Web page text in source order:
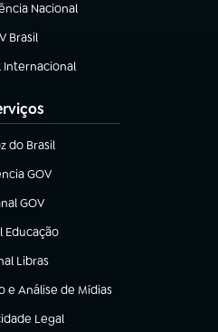
Nacional
nova aba)
Brasilem nova aba)
Internacional
nova aba)
do Brasil
em nova aba)
GOV
em nova aba)
GOV
em nova aba)
Educação
nova aba)
Libras
em nova aba)
e Análise de Mídias
Legal
nova aba)